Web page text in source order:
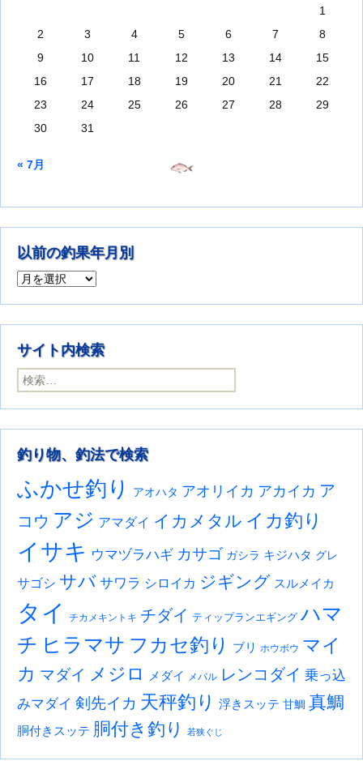
1
2
3 4 5 6 7
8
9
10 11 12 13 14
15
16
17 18 19 20 21
22
23
24 25 26 27 28
29
30
31
« 7月
以前の釣果年月別
以前の釣果年月別
サイト内検索
検索:
釣り物、釣法で検索
ふかせ釣り アオハタ アオリイカ アカイカ ア
コウ アジ アマダイ イカメタル イカ釣り
イサキ ウマヅラハギ カサゴ ガシラ キジハタ グレ
サゴシ サバ サワラ シロイカ ジギング スルメイカ
タイ チカメキントキ チダイ ティップランエギング ハマ
チ ヒラマサ フカセ釣り ブリ ホウボウ マイ
カ マダイ メジロ メダイ メバル レンコダイ 乗っ込
みマダイ 剣先イカ 天秤釣り 浮きスッテ 甘鯛 真鯛
胴付きスッテ 胴付き釣り 若狭ぐじ